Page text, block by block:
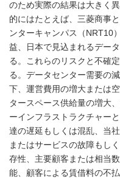
のため実際の結果は大きく
的にはたとえば、三菱商事
ンターキャンパス（NRT10
益、日本で見込まれるデー
る。これらのリスクと不確
る。データセンター需要の
下、運営費用の増大または
タースペース供給量の増大
ーインフラストラクチャー
達の遅延もしくは混乱、当
またはサービスの故障もし
存性、主要顧客または相当
能、顧客による賃借料の不